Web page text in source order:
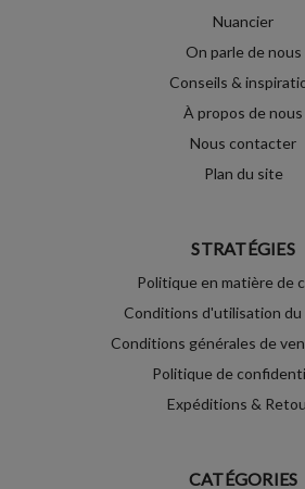
Nuancier
On parle de nous
Conseils &
À propos de nous
Nous contacter
Plan du site
STRATÉGIES
Politique en matière de
Conditions d'utilisation
Conditions générales de
Politique de
Expéditions &
CATÉGORIES